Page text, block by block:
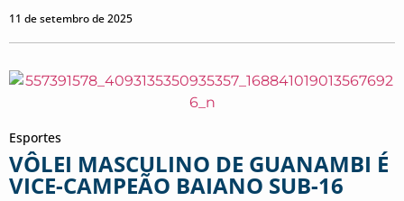
11 de setembro de 2025
Esportes
VÔLEI MASCULINO DE GUANAMBI É
VICE-CAMPEÃO BAIANO SUB-16